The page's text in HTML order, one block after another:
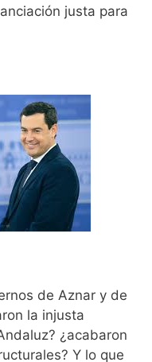
justa para
de Aznar y de
la injusta
¿acabaron
Y lo que